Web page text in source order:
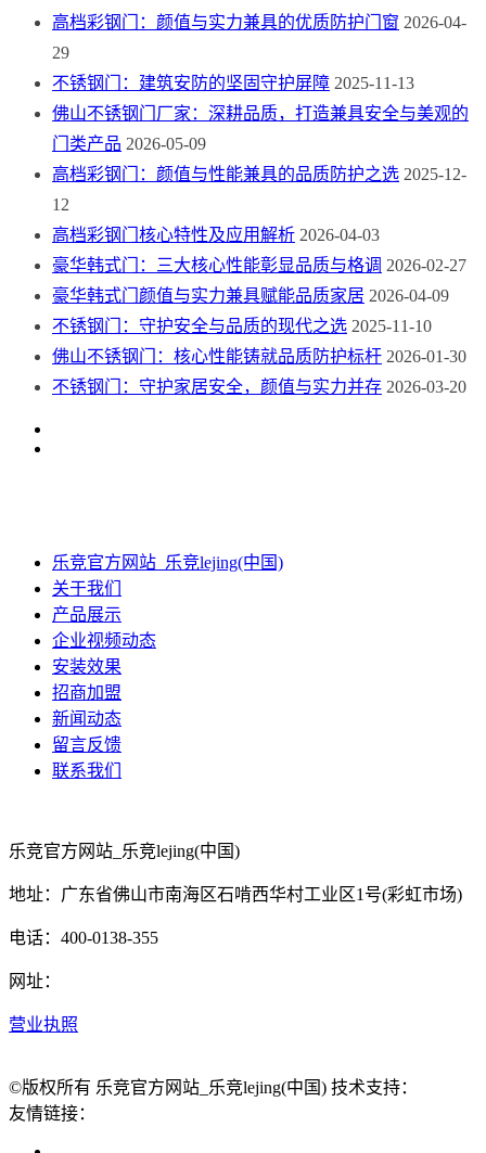
高档彩钢门：颜值与实力兼具的优质防护门窗 2026-04-
29
不锈钢门：建筑安防的坚固守护屏障 2025-11-13
佛山不锈钢门厂家：深耕品质，打造兼具安全与美观的
门类产品 2026-05-09
高档彩钢门：颜值与性能兼具的品质防护之选 2025-12-
12
高档彩钢门核心特性及应用解析 2026-04-03
豪华韩式门：三大核心性能彰显品质与格调 2026-02-27
豪华韩式门颜值与实力兼具赋能品质家居 2026-04-09
不锈钢门：守护安全与品质的现代之选 2025-11-10
佛山不锈钢门：核心性能铸就品质防护标杆 2026-01-30
不锈钢门：守护家居安全，颜值与实力并存 2026-03-20
乐竞官方网站_乐竞lejing(中国)
关于我们
产品展示
企业视频动态
安装效果
招商加盟
新闻动态
留言反馈
联系我们
乐竞官方网站_乐竞lejing(中国)
地址：广东省佛山市南海区石啃西华村工业区1号(彩虹市场)
电话：400-0138-355
网址：
营业执照
©版权所有 乐竞官方网站_乐竞lejing(中国) 技术支持：
友情链接：